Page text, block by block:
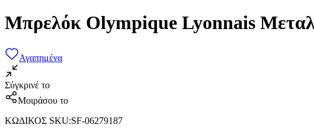
Μπρελόκ Olympique Lyonnais
Αγαπημένα
Σύγκρινέ το
Μοιράσου το
ΚΩΔΙΚΟΣ SKU:SF-06279187